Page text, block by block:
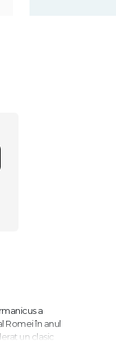
a
Romei în anul
un clasic